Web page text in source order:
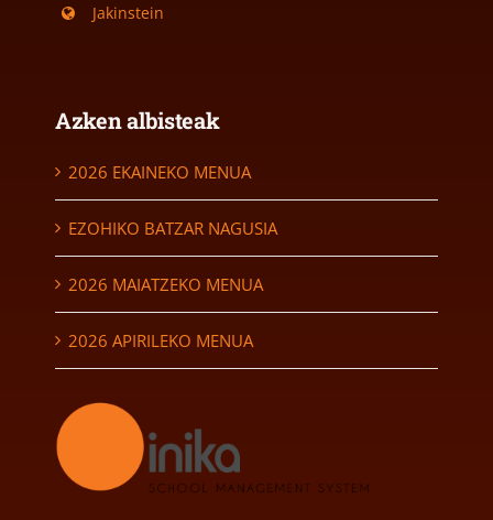
Jakinstein
Azken albisteak
2026 EKAINEKO MENUA
EZOHIKO BATZAR NAGUSIA
2026 MAIATZEKO MENUA
2026 APIRILEKO MENUA